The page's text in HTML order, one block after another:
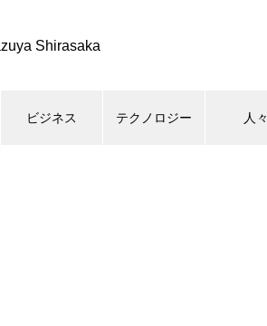
Shirasaka
ビジネス テクノロジー 人々